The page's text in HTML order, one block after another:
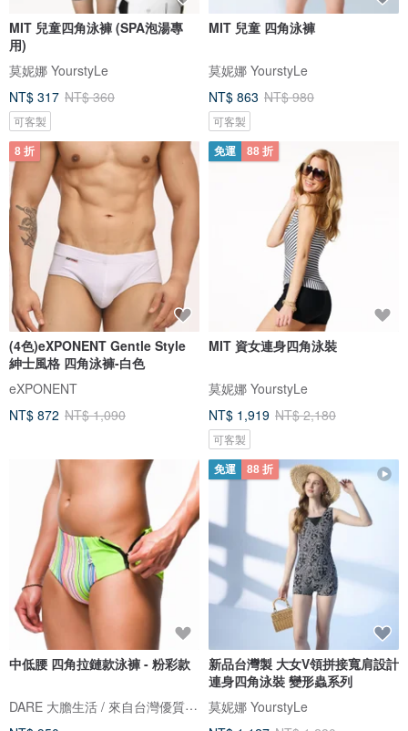
MIT 兒童四角泳褲 (SPA泡湯專
用)
莫妮娜 YourstyLe
NT$ 317 NT$ 360
可客製
MIT 兒童 四角泳褲
莫妮娜 YourstyLe
NT$ 863 NT$ 980
可客製
8 折
(4色)eXPONENT Gentle Style
紳士風格 四角泳褲-白色
eXPONENT
NT$ 872 NT$ 1,090
免運 88 折
MIT 資女連身四角泳裝
莫妮娜 YourstyLe
NT$ 1,919 NT$ 2,180
可客製
中低腰 四角拉鏈款泳褲 - 粉彩款
DARE 大膽生活 / 來自台灣優質男性內著
免運 88 折
新品台灣製 大女V領拼接寬肩設計
連身四角泳裝 變形蟲系列
莫妮娜 YourstyLe